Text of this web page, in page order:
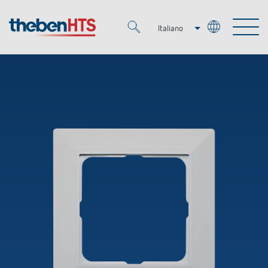
Italiano
Deutsch
Fari a LED
Regolazione del tempo e della luce
Mediateca